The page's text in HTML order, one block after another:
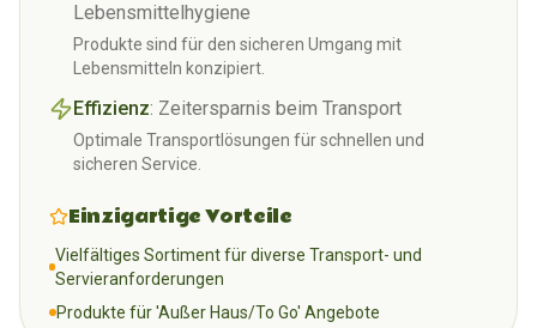
Lebensmittelhygiene
Produkte sind für den sicheren Umgang mit
Lebensmitteln konzipiert.
Effizienz: Zeitersparnis beim Transport
Optimale Transportlösungen für schnellen und
sicheren Service.
Einzigartige Vorteile
Vielfältiges Sortiment für diverse Transport- und
Servieranforderungen
Produkte für 'Außer Haus/To Go' Angebote